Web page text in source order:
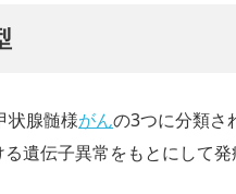
状腺髄様がんの3つに分類さ
遺伝子異常をもとにして